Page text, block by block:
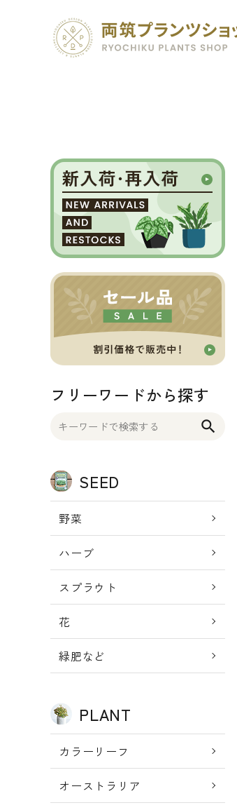
search
SEED 植物のタネ
PLANT 植物
MATERIAL 資材
OTHER 雑貨
ご利用ガイド
プライバシーポリシー
特定商取引法について
お問い合わせ
ようこそ ゲスト 様
ログイン
フリーワードから探す
search
SEED
野菜
ハーブ
スプラウト
花
緑肥など
PLANT
カラーリーフ
オーストラリア